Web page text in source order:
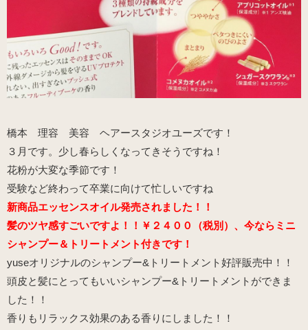
橋本 理容 美容 ヘアースタジオユーズです！
３月です。少し春らしくなってきそうですね！
花粉が大変な季節です！
受験など終わって卒業に向けて忙しいですね
新商品エッセンスオイル発売されました！！
髪のツヤ感すごいですよ！！￥２４００（税別）、今ならミニ
シャンプー＆トリートメント付きです！
yuseオリジナルのシャンプー&トリートメント好評販売中！！
頭皮と髪にとってもいいシャンプー&トリートメントができま
した！！
香りもリラックス効果のある香りにしました！！